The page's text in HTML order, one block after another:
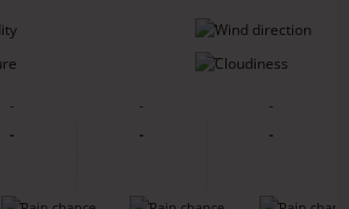
-
-
-
-
-
-
-
-
-
-
-